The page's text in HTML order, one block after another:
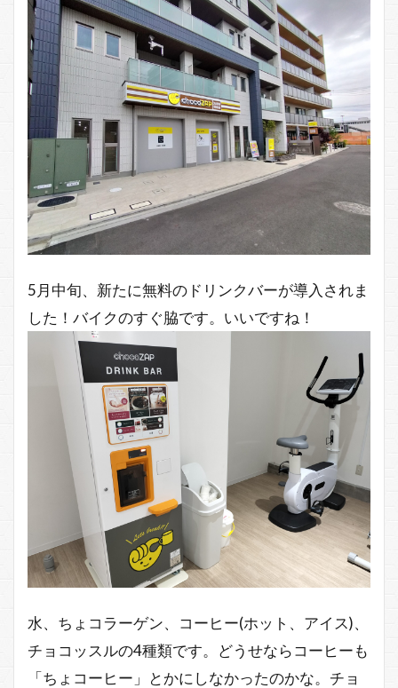
5月中旬、新たに無料のドリンクバーが導入されま
した！バイクのすぐ脇です。いいですね！
水、ちょコラーゲン、コーヒー(ホット、アイス)、
チョコッスルの4種類です。どうせならコーヒーも
「ちょコーヒー」とかにしなかったのかな。チョ